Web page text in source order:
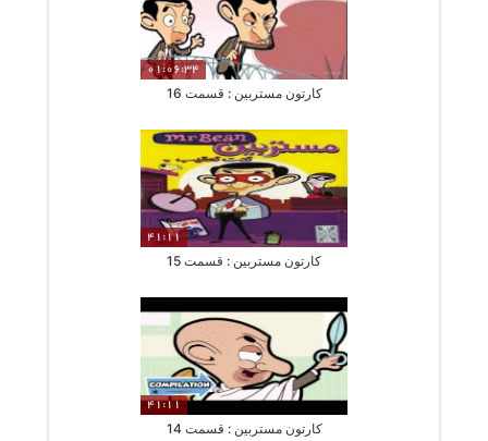
01:06:34
کارتون مستربین : قسمت 16
41:11
کارتون مستربین : قسمت 15
41:11
کارتون مستربین : قسمت 14